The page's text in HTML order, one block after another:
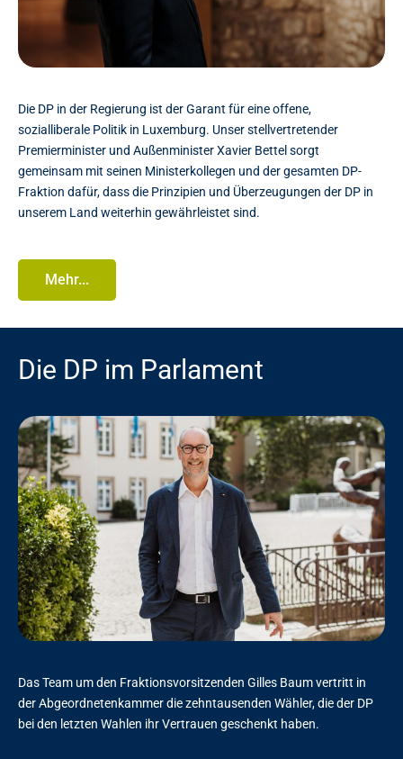
Die DP in der Regierung ist der Garant für eine offene,
sozialliberale Politik in Luxemburg. Unser stellvertretender
Premierminister und Außenminister Xavier Bettel sorgt
gemeinsam mit seinen Ministerkollegen und der gesamten DP-
Fraktion dafür, dass die Prinzipien und Überzeugungen der DP in
unserem Land weiterhin gewährleistet sind.
Mehr...
Die DP im Parlament
Das Team um den Fraktionsvorsitzenden Gilles Baum vertritt in
der Abgeordnetenkammer die zehntausenden Wähler, die der DP
bei den letzten Wahlen ihr Vertrauen geschenkt haben.